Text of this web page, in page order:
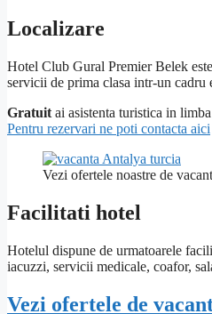
Localizare
Hotel Club Gural Premier Belek
servicii de prima clasa intr-un cadru
Gratuit ai asistenta turistica in
Pentru rezervari ne poti contacta aici
Vezi ofertele noastre de
Facilitati hotel
Hotelul dispune de urmatoarele
iacuzzi, servicii medicale, coafor,
Vezi ofertele de